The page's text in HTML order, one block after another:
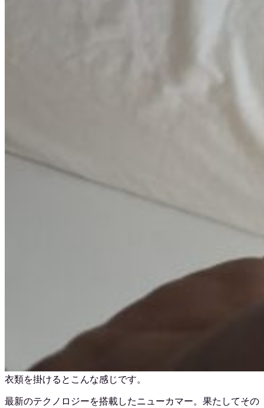
衣類を掛けるとこんな感じです。
最新のテクノロジーを搭載したニューカマー。果たしてその